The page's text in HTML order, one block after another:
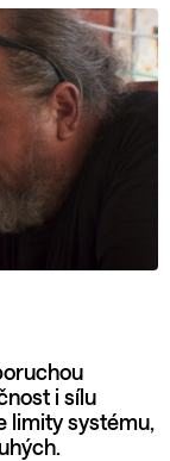
i sílu
limity systému,